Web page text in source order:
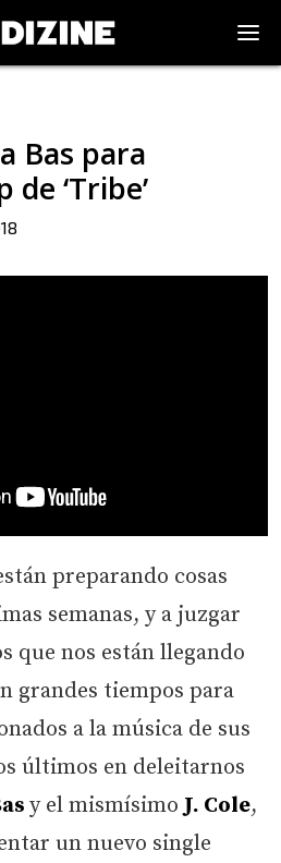
Bas para
‘Tribe’
preparando cosas
semanas, y a juzgar
que nos están llegando
grandes tiempos para
a la música de sus
últimos en deleitarnos
y el mismísimo J. Cole,
un nuevo single